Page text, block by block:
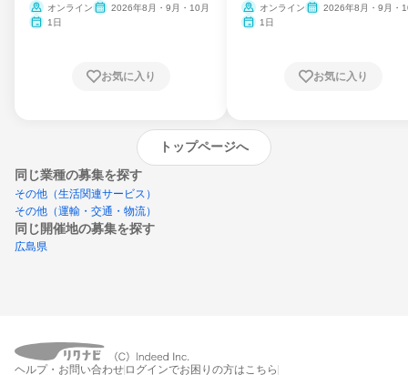
ム
オンライン
2026年8月・9月・10月
1日
お気に入り
オンライン
2026年8月・9月・
1日
お気に入り
トップページへ
同じ業種の募集を探す
その他（生活関連サービス）
その他（運輸・交通・物流）
同じ開催地の募集を探す
広島県
エントリーするとプログラムの詳細案内を
受け取れるようになります
ヘルプ・お問い合わせ ログインでお困りの方はこちら